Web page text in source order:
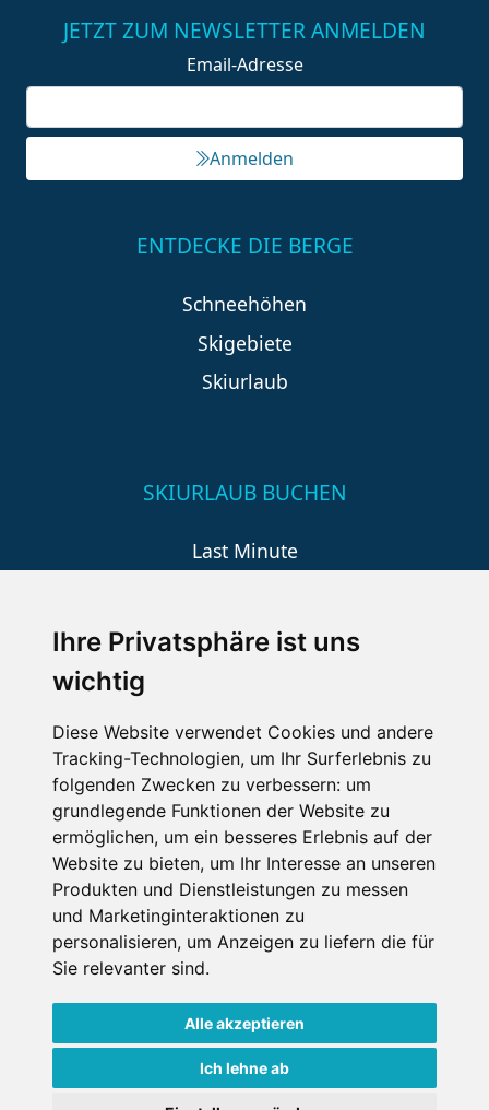
Ihre Privatsphäre ist uns
wichtig
Diese Website verwendet Cookies und andere
Tracking-Technologien, um Ihr Surferlebnis zu
folgenden Zwecken zu verbessern: um
grundlegende Funktionen der Website zu
ermöglichen, um ein besseres Erlebnis auf der
Website zu bieten, um Ihr Interesse an unseren
Produkten und Dienstleistungen zu messen
und Marketinginteraktionen zu
personalisieren, um Anzeigen zu liefern die für
Sie relevanter sind.
Alle akzeptieren
Ich lehne ab
JETZT ZUM NEWSLETTER ANMELDEN
Email-Adresse
Anmelden
ENTDECKE DIE BERGE
Schneehöhen
Skigebiete
Skiurlaub
SKIURLAUB BUCHEN
Last Minute
Wellness
SCHNEEHÖHEN SKI APP
Die Schneehoehen Ski APP für iOS und Android - Ein
Muss für alle Wintersportler und Schneefreaks!
Impressum
Datenschutz
Nutzungsbedingungen
Kontakt
Portale
FAQ Newsletter Mediadaten